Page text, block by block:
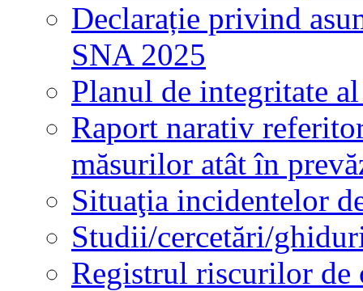
Declarație privind
SNA 2025
Planul de integritate
Raport narativ
măsurilor atât în
Situaţia incidentelor
Studii/cercetări/
Registrul riscurilor de